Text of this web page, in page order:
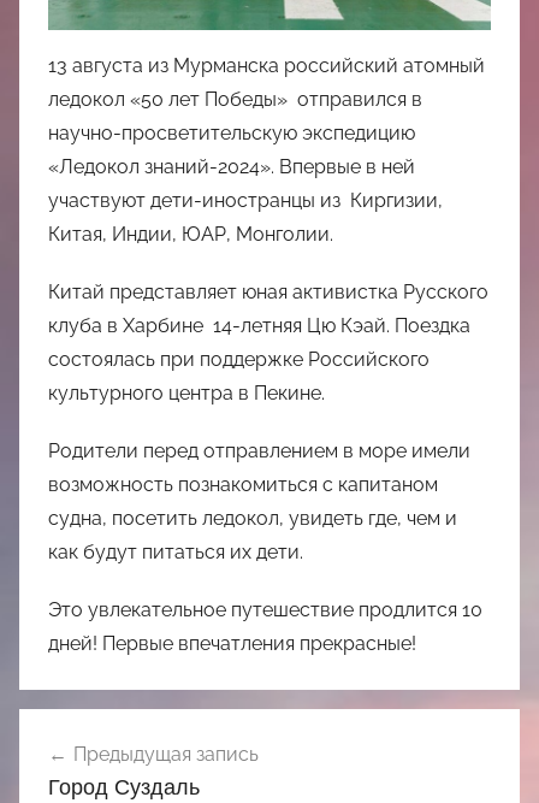
心
13 августа из Мурманска российский атомный
ледокол «50 лет Победы» отправился в
научно-просветительскую экспедицию
«Ледокол знаний-2024». Впервые в ней
участвуют дети-иностранцы из Киргизии,
Китая, Индии, ЮАР, Монголии.
Китай представляет юная активистка Русского
клуба в Харбине 14-летняя Цю Кэай. Поездка
состоялась при поддержке Российского
культурного центра в Пекине.
Родители перед отправлением в море имели
возможность познакомиться с капитаном
судна, посетить ледокол, увидеть где, чем и
как будут питаться их дети.
Это увлекательное путешествие продлится 10
дней! Первые впечатления прекрасные!
по
Предыдущая запись
Город Суздаль